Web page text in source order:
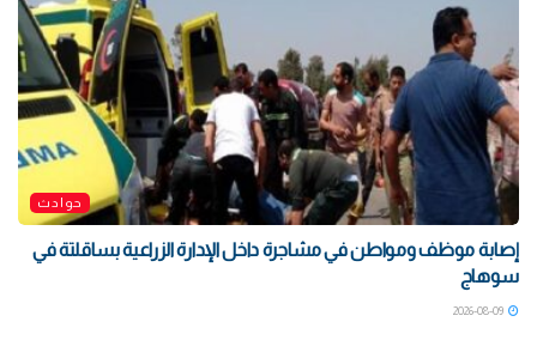
حوادث
إصابة موظف ومواطن في مشاجرة داخل الإدارة الزراعية بساقلتة في
سوهاج